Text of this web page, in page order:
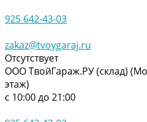
925 642-43-03
zakaz@tvoygaraj.ru
Отсутствует
ООО ТвойГараж.РУ (склад)
этаж)
с 10:00 до 21:00